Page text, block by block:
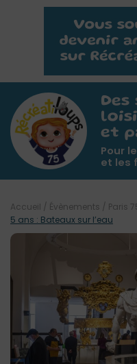
et
Pour
et les
Accueil / Évènements / Paris
5 ans : Bateaux sur l’eau